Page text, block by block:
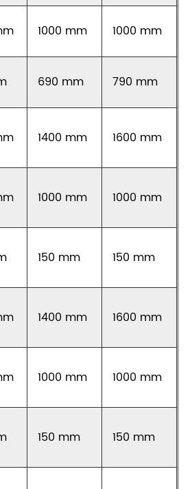
1000 mm 1000 mm
690 mm 790 mm
1400 mm 1600 mm
1000 mm 1000 mm
150 mm 150 mm
1400 mm 1600 mm
1000 mm 1000 mm
150 mm 150 mm